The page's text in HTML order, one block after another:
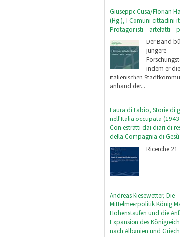
Giuseppe Cusa/Florian
(Hg.), I Comuni cittadini
Protagonisti – artefatti –
Der Band
jüngere
indem er die
italienischen
anhand der...
Laura di Fabio, Storie di
nell'Italia occupata
Con estratti dai diari di
della Compagnia di Gesù
Ricerche 21
Andreas Kiesewetter, Die
Mittelmeerpolitik König
Hohenstaufen und die
Expansion des
nach Albanien und